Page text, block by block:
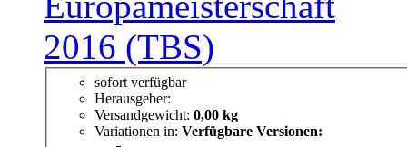
sofort verfügbar
Herausgeber:
Versandgewicht: 0,00 kg
Variationen in: Verfügbare Versionen: